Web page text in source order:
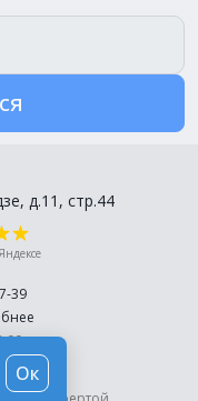
2026
д.11, стр.44
39
Ок